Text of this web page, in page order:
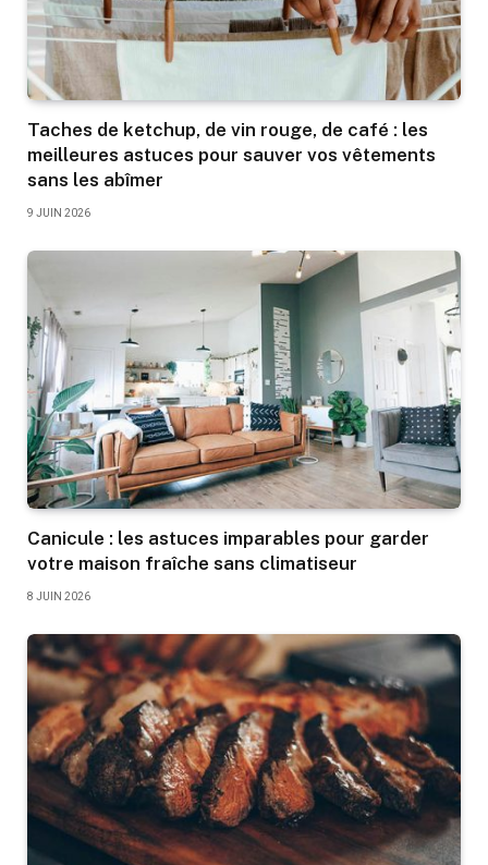
Taches de ketchup, de vin rouge, de café : les
meilleures astuces pour sauver vos vêtements
sans les abîmer
9 JUIN 2026
Canicule : les astuces imparables pour garder
votre maison fraîche sans climatiseur
8 JUIN 2026